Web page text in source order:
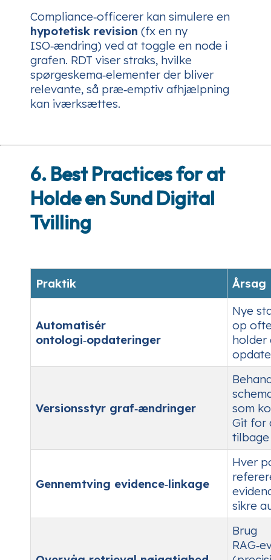
Compliance‑officerer kan simulere en
hypotetisk revision (fx en ny
ISO‑ændring) ved at toggle en node i
grafen. RDT viser straks, hvilke
spørgeskema‑elementer der bliver
relevante, så præ‑emptiv afhjælpning
kan iværksættes.
6. Best Practices for at
Holde en Sund Digital
Tvilling
Praktik Årsag
Automatisér
ontologi‑opdateringer
Nye
op
holder
Versionsstyr graf‑ændringer
som
Git for
Gennemtving evidence‑linkage
Hver
sikre
Brug